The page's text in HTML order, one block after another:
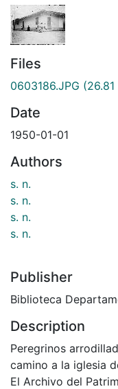
Files
0603186.JPG (26.81
Date
1950-01-01
Authors
s. n.
s. n.
s. n.
s. n.
Publisher
Biblioteca
Description
Peregrinos
camino a la iglesia
El Archivo del